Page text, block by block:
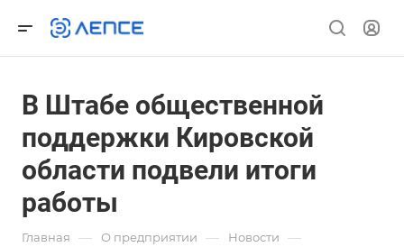
В Штабе общественной
поддержки Кировской
области подвели итоги
работы
Главная — О предприятии — Новости —